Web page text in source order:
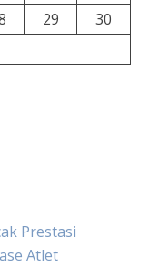
29
30
Prestasi
Atlet